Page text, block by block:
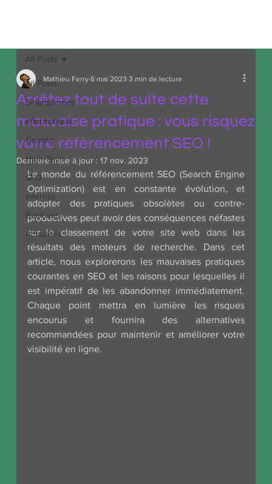
All Posts
Smartphones
Informatique
Gaming
High-Tech
SEO
Internet
Business
Actualités
All Posts
Arrêtez tout de suite cette
mauvaise pratique : vous risquez
votre référencement SEO !
Mathieu Ferry 6 mai 2023 3 min de lecture
Dernière mise à jour : 17 nov. 2023
Le monde du référencement SEO (Search Engine
Optimization) est en constante évolution, et
adopter des pratiques obsolètes ou contre-
productives peut avoir des conséquences néfastes
sur le classement de votre site web dans les
résultats des moteurs de recherche. Dans cet
article, nous explorerons les mauvaises pratiques
courantes en SEO et les raisons pour lesquelles il
est impératif de les abandonner immédiatement.
Chaque point mettra en lumière les risques
encourus et fournira des alternatives
recommandées pour maintenir et améliorer votre
visibilité en ligne.